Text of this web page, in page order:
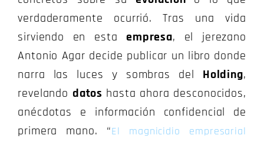
verdaderamente ocurrió. Tras una vida
sirviendo en esta empresa, el jerezano
Antonio Agar decide publicar un libro donde
narra las luces y sombras del Holding,
revelando datos hasta ahora desconocidos,
anécdotas e información confidencial de
primera mano. “El magnicidio empresarial